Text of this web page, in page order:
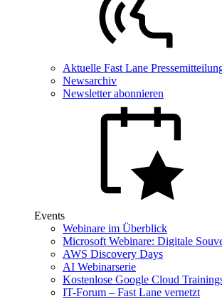
Aktuelle Fast Lane
Newsarchiv
Newsletter abonnieren
Events
Webinare im Überblick
Microsoft Webinare: Digitale
AWS Discovery Days
AI Webinarserie
Kostenlose Google Cloud
IT-Forum – Fast Lane vernetzt